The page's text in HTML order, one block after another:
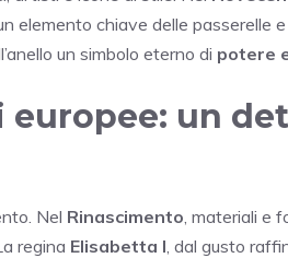
elemento chiave delle passerelle
un simbolo eterno di potere
un
Nel Rinascimento , materiali e
regina Elisabetta I , dal gusto